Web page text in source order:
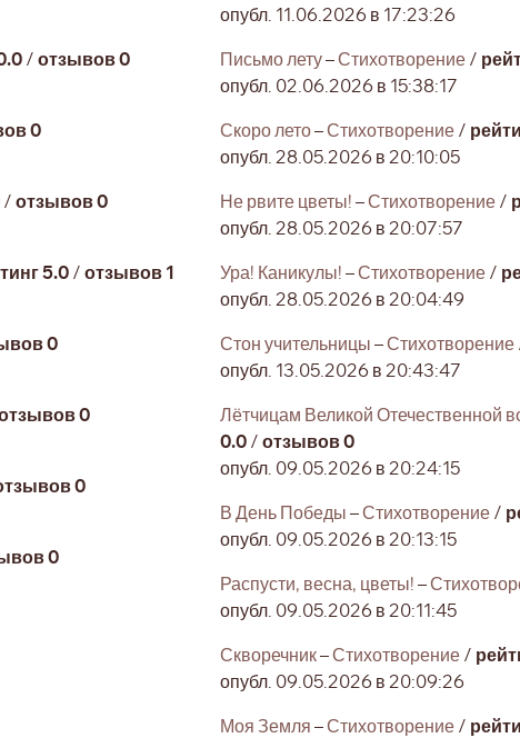
/ отзывов 0
0
/ отзывов 0
5.0 / отзывов 1
0
0
0
0
опубл. 11.06.2026 в 17:23:26
Письмо лету–Стихотворение /
опубл. 02.06.2026 в 15:38:17
Скоро лето–Стихотворение /
опубл. 28.05.2026 в 20:10:05
Не рвите цветы! –Стихотворение /
опубл. 28.05.2026 в 20:07:57
Ура! Каникулы! –Стихотворение /
опубл. 28.05.2026 в 20:04:49
Стон учительницы –Стихотворение
опубл. 13.05.2026 в 20:43:47
Лётчицам Великой Отечественной
0.0 / отзывов 0
опубл. 09.05.2026 в 20:24:15
В День Победы –Стихотворение /
опубл. 09.05.2026 в 20:13:15
Распусти, весна, цветы! –
опубл. 09.05.2026 в 20:11:45
Скворечник–Стихотворение /
опубл. 09.05.2026 в 20:09:26
Моя Земля –Стихотворение /